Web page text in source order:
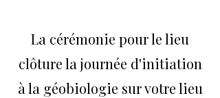
La cérémonie pour le lieu
clôture la journée d'initiation
à la géobiologie sur votre lieu